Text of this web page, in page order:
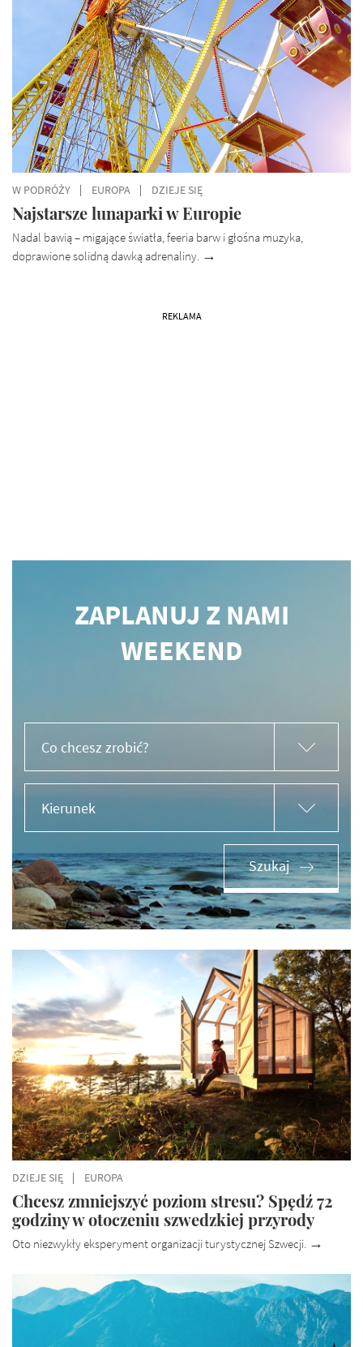
W PODRÓŻY EUROPA DZIEJE SIĘ
Najstarsze lunaparki w Europie
Nadal bawią – migające światła, feeria barw i głośna muzyka,
doprawione solidną dawką adrenaliny.
REKLAMA
ZAPLANUJ Z NAMI
WEEKEND
Co chcesz zrobić?
Kierunek
Szukaj
DZIEJE SIĘ EUROPA
Chcesz zmniejszyć poziom stresu? Spędź 72
godziny w otoczeniu szwedzkiej przyrody
Oto niezwykły eksperyment organizacji turystycznej Szwecji.